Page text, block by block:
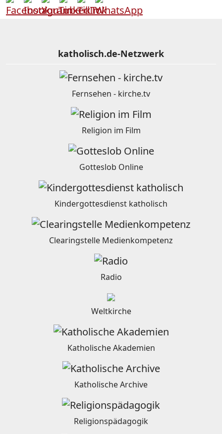
katholisch.de-Netzwerk
Fernsehen - kirche.tv
Religion im Film
Gotteslob Online
Kindergottesdienst katholisch
Clearingstelle Medienkompetenz
Radio
Weltkirche
Katholische Akademien
Katholische Archive
Religionspädagogik